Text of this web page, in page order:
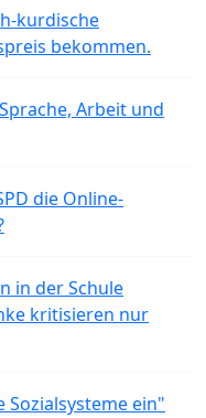
kurdische
bekommen.
Arbeit und
die Online-
in der Schule
kritisieren nur
ein"